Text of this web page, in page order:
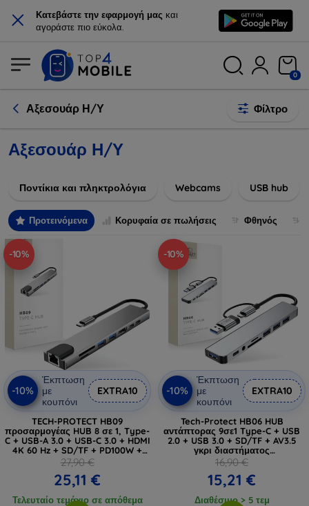
× Κατεβάστε την εφαρμογή μας και
αγοράστε πιο εύκολα.
0
Αξεσουάρ Η/Υ Φίλτρο
Αξεσουάρ Η/Υ
Ποντίκια και πληκτρολόγια Webcams USB hub
Προτεινόμενα Κορυφαία σε πωλήσεις Φθηνός
-10%
-10%
Έκπτωση
με
κουπόνι
EXTRA10
TECH-PROTECT HB09
προσαρμογέας HUB 8 σε 1, Type-
C + USB-A 3.0 + USB-C 3.0 + HDMI
4K 60 Hz + SD/TF + PD100W +
RJ45 1000 Mb/s, γκρι
διαστήματος (5906302340033)
27,90 €
25,11 €
Τελευταίο τεμάχιο σε απόθεμα
-10%
-10%
Έκπτωση
με
κουπόνι
EXTRA10
Tech-Protect HB06 HUB
αντάπτορας 9σε1 Type-C + USB
2.0 + USB 3.0 + SD/TF + AV3.5
γκρι διαστήματος
(5906302360550)
16,90 €
15,21 €
Διαθέσιμο > 5 τεμ